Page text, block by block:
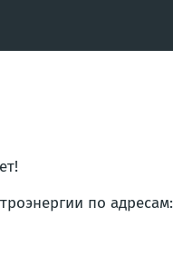
по адресам: